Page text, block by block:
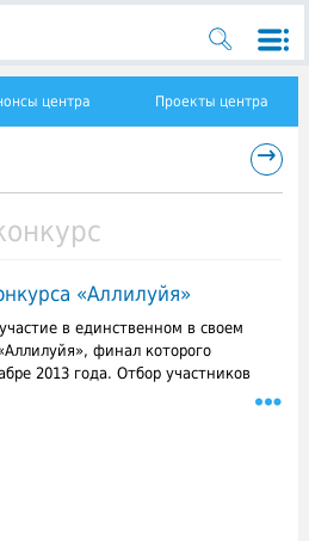
центра Проекты центра
→
«Аллилуйя»
в единственном в своем
финал которого
2013 года. Отбор участников